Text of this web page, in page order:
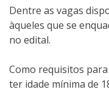
Dentre as vagas
àqueles que se
no edital.
Como requisitos
ter idade mínima de